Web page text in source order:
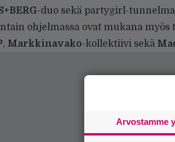
-duo sekä partygirl-
ohjelmassa ovat mukana myös
, Markkinavako-kollektiivi sekä
Arvostamme